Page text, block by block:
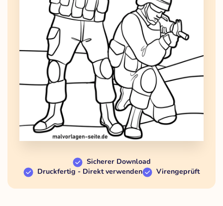
Sicherer Download
Druckfertig - Direkt verwenden
Virengeprüft